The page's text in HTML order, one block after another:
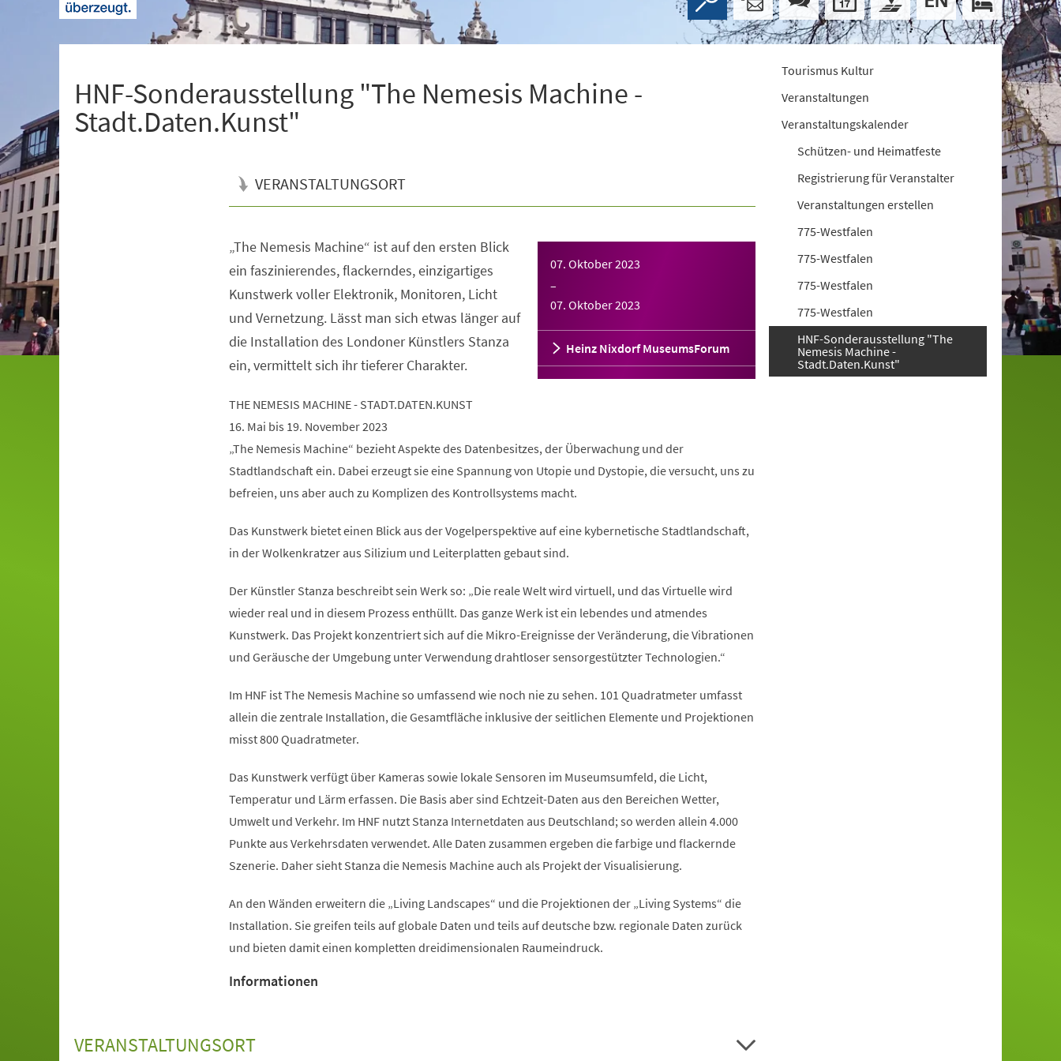
HNF-Sonderausstellung "The Nemesis Machine -
Stadt.Daten.Kunst"
VERANSTALTUNGSORT
07. Oktober 2023
–
07. Oktober 2023
Heinz Nixdorf MuseumsForum
„The Nemesis Machine“ ist auf den ersten Blick
ein faszinierendes, flackerndes, einzigartiges
Kunstwerk voller Elektronik, Monitoren, Licht
und Vernetzung. Lässt man sich etwas länger auf
die Installation des Londoner Künstlers Stanza
ein, vermittelt sich ihr tieferer Charakter.
THE NEMESIS MACHINE - STADT.DATEN.KUNST
16. Mai bis 19. November 2023
„The Nemesis Machine“ bezieht Aspekte des Datenbesitzes, der Überwachung und der
Stadtlandschaft ein. Dabei erzeugt sie eine Spannung von Utopie und Dystopie, die versucht, uns zu
befreien, uns aber auch zu Komplizen des Kontrollsystems macht.
Das Kunstwerk bietet einen Blick aus der Vogelperspektive auf eine kybernetische Stadtlandschaft,
in der Wolkenkratzer aus Silizium und Leiterplatten gebaut sind.
Der Künstler Stanza beschreibt sein Werk so: „Die reale Welt wird virtuell, und das Virtuelle wird
wieder real und in diesem Prozess enthüllt. Das ganze Werk ist ein lebendes und atmendes
Kunstwerk. Das Projekt konzentriert sich auf die Mikro-Ereignisse der Veränderung, die Vibrationen
und Geräusche der Umgebung unter Verwendung drahtloser sensorgestützter Technologien.“
Im HNF ist The Nemesis Machine so umfassend wie noch nie zu sehen. 101 Quadratmeter umfasst
allein die zentrale Installation, die Gesamtfläche inklusive der seitlichen Elemente und Projektionen
misst 800 Quadratmeter.
Das Kunstwerk verfügt über Kameras sowie lokale Sensoren im Museumsumfeld, die Licht,
Temperatur und Lärm erfassen. Die Basis aber sind Echtzeit-Daten aus den Bereichen Wetter,
Umwelt und Verkehr. Im HNF nutzt Stanza Internetdaten aus Deutschland; so werden allein 4.000
Punkte aus Verkehrsdaten verwendet. Alle Daten zusammen ergeben die farbige und flackernde
Szenerie. Daher sieht Stanza die Nemesis Machine auch als Projekt der Visualisierung.
An den Wänden erweitern die „Living Landscapes“ und die Projektionen der „Living Systems“ die
Installation. Sie greifen teils auf globale Daten und teils auf deutsche bzw. regionale Daten zurück
und bieten damit einen kompletten dreidimensionalen Raumeindruck.
Informationen
VERANSTALTUNGSORT
Tourismus Kultur
Veranstaltungen
Veranstaltungskalender
Schützen- und Heimatfeste
Registrierung für Veranstalter
Veranstaltungen erstellen
775-Westfalen
775-Westfalen
775-Westfalen
775-Westfalen
HNF-Sonderausstellung "The
Nemesis Machine -
Stadt.Daten.Kunst"